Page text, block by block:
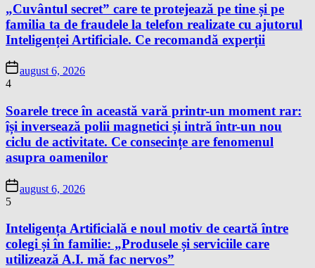
„Cuvântul secret” care te protejează pe tine și pe
familia ta de fraudele la telefon realizate cu ajutorul
Inteligenței Artificiale. Ce recomandă experții
august 6, 2026
4
Soarele trece în această vară printr-un moment rar:
își inversează polii magnetici și intră într-un nou
ciclu de activitate. Ce consecințe are fenomenul
asupra oamenilor
august 6, 2026
5
Inteligența Artificială e noul motiv de ceartă între
colegi și în familie: „Produsele și serviciile care
utilizează A.I. mă fac nervos”